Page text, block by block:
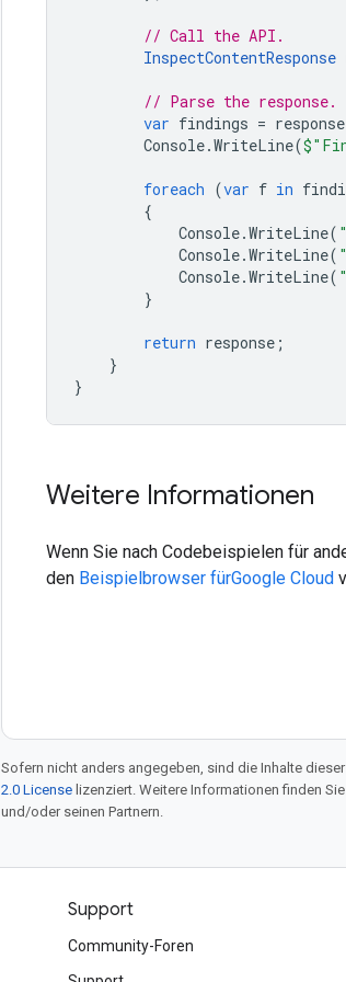
// Call the API.
InspectContentResponse
// Parse the response.
var findings = response
Console.WriteLine(
foreach (var f in
{
Console.WriteLine(
Console.WriteLine(
Console.WriteLine(
}
return response ;
}
}
Weitere Informationen
Wenn Sie nach Codebeispielen für
den Beispielbrowser fürGoogle Cloud
Sofern nicht anders angegeben, sind die Inhalte
2.0 License lizenziert. Weitere Informationen finden
und/oder seinen Partnern.
Support
Community-Foren